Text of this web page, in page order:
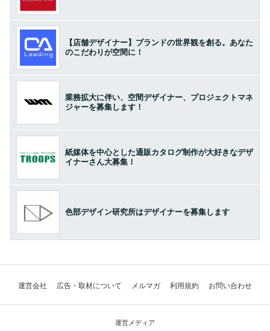
【店舗デザイナー】ブランドの世界観を創る。あなた
のこだわりが空間に！
業務拡大に伴い、空間デザイナー、プロジェクトマネ
ジャーを募集します！
紙媒体を中心とした通販カタログ制作が大好きなデザ
イナーさん大募集！
色部デザイン研究所はデザイナーを募集します
運営会社 広告・取材について メルマガ 利用規約 お問い合わせ
運営メディア